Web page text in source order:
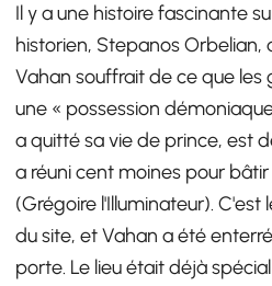
Il y a une histoire fascinante
historien, Stepanos Orbelian,
Vahan souffrait de ce que les
une « possession
a quitté sa vie de prince, est
a réuni cent moines pour
(Grégoire l'Illuminateur).
du site, et Vahan a été
porte. Le lieu était déjà